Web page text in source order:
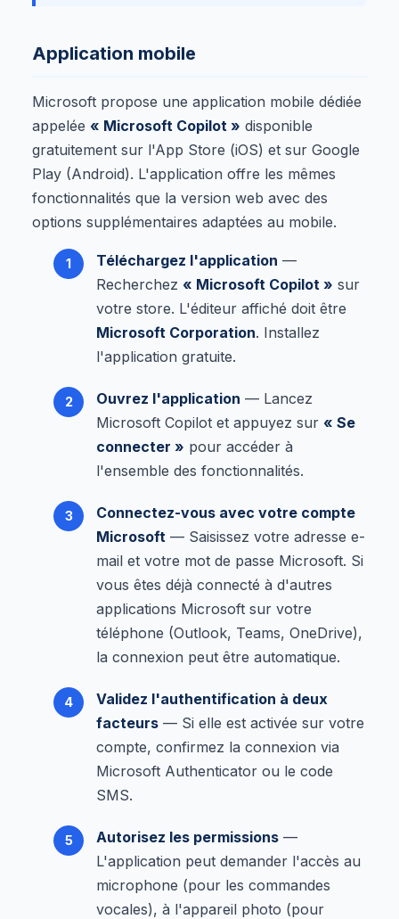
Application mobile
Microsoft propose une application mobile dédiée
appelée « Microsoft Copilot » disponible
gratuitement sur l'App Store (iOS) et sur Google
Play (Android). L'application offre les mêmes
fonctionnalités que la version web avec des
options supplémentaires adaptées au mobile.
Téléchargez l'application —
Recherchez « Microsoft Copilot » sur
votre store. L'éditeur affiché doit être
Microsoft Corporation. Installez
l'application gratuite.
Ouvrez l'application — Lancez
Microsoft Copilot et appuyez sur « Se
connecter » pour accéder à
l'ensemble des fonctionnalités.
Connectez-vous avec votre compte
Microsoft — Saisissez votre adresse e-
mail et votre mot de passe Microsoft. Si
vous êtes déjà connecté à d'autres
applications Microsoft sur votre
téléphone (Outlook, Teams, OneDrive),
la connexion peut être automatique.
Validez l'authentification à deux
facteurs — Si elle est activée sur votre
compte, confirmez la connexion via
Microsoft Authenticator ou le code
SMS.
Autorisez les permissions —
L'application peut demander l'accès au
microphone (pour les commandes
vocales), à l'appareil photo (pour